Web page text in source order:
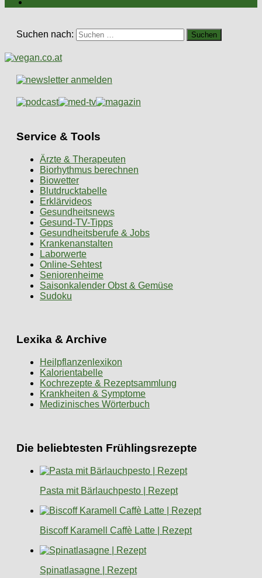
Suchen nach:
Service & Tools
Ärzte & Therapeuten
Biorhythmus berechnen
Biowetter
Blutdrucktabelle
Erklärvideos
Gesundheitsnews
Gesund-TV-Tipps
Gesundheitsberufe & Jobs
Krankenanstalten
Laborwerte
Online-Sehtest
Seniorenheime
Saisonkalender Obst & Gemüse
Sudoku
Lexika & Archive
Heilpflanzenlexikon
Kalorientabelle
Kochrezepte & Rezeptsammlung
Krankheiten & Symptome
Medizinisches Wörterbuch
Die beliebtesten Frühlingsrezepte
Pasta mit Bärlauchpesto | Rezept
Biscoff Karamell Caffè Latte | Rezept
Spinatlasagne | Rezept